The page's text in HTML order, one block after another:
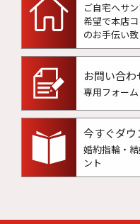
ご自宅へサ
希望で本店
のお手伝い
お問い合わ
専用フォー
今すぐダウ
婚約指輪・
ント